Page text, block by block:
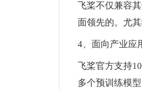
飞桨不仅兼容
面领先的。尤
4、面向产业应
飞桨官方支持
多个预训练模